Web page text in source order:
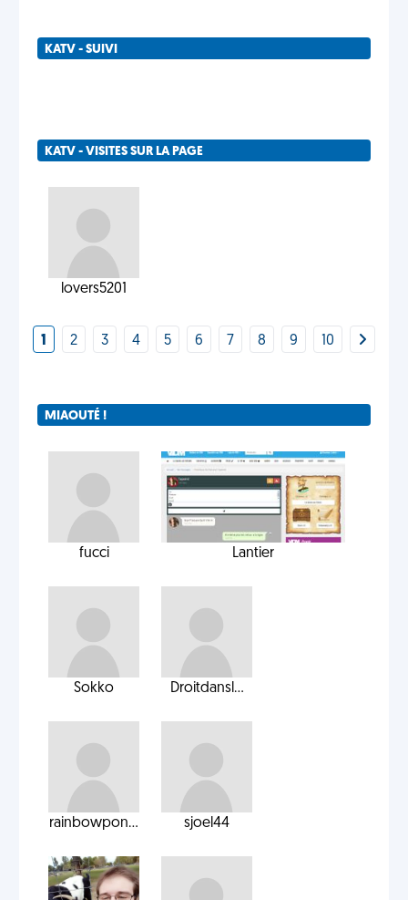
KATV - SUIVI
KATV - VISITES SUR LA PAGE
lovers5201
1 2 3 4 5 6 7 8 9 10
MIAOUTÉ !
fucci Lantier
Sokko Droitdansl...
rainbowpon... sjoel44